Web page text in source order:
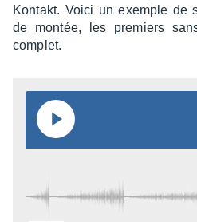
Kontakt. Voici un exemple de
de montée, les premiers
complet.